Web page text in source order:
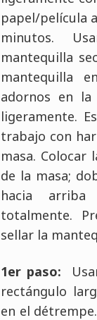
papel/película
minutos.
mantequilla
mantequilla
adornos en
ligeramente.
trabajo con
masa.
de la masa;
hacia arriba
totalmente.
sellar la
1er paso:
rectángulo
en el